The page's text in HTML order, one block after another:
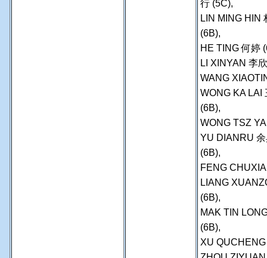
行 (5C),
LIN MING HIN
(6B),
HE TING 何婷
LI XINYAN 李
WANG
WONG KA LAI
(6B),
WONG TSZ
YU DIANRU
(6B),
FENG
LIANG
(6B),
MAK TIN
(6B),
XU